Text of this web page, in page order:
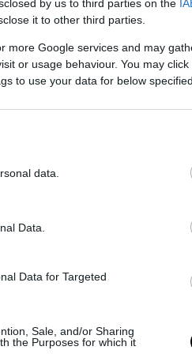
by us to third parties on the
it to other third parties.
more Google services and may
or usage behaviour. You may
to use your data for below
data.
Data.
Data for Targeted
Sale, and/or Sharing
the Purposes for which it
το χρήστη pronews.gr (@pronews.gr)
και δημιουργούνται
που